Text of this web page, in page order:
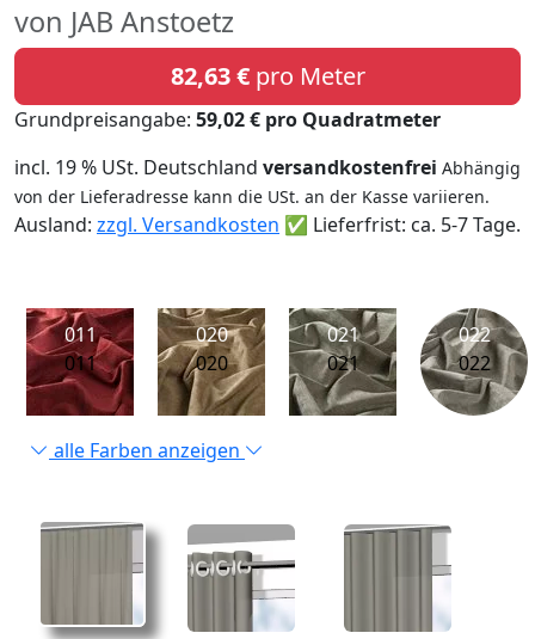
von JAB Anstoetz
82,63 €pro Meter
Grundpreisangabe: 59,02 € pro Quadratmeter
incl. 19 % USt. Deutschland versandkostenfrei Abhängig
von der Lieferadresse kann die USt. an der Kasse variieren.
Ausland: zzgl. Versandkosten ✅ Lieferfrist: ca. 5-7 Tage.
011
011
020
020
021
021
022
022
alle Farben anzeigen